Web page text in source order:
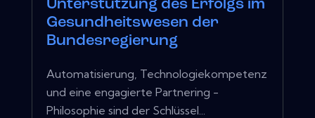
Unterstützung des Erfolgs im
Gesundheitswesen der
Bundesregierung
Automatisierung, Technologiekompetenz
und eine engagierte Partnering -
Philosophie sind der Schlüssel...